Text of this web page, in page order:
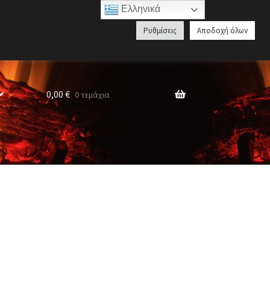
0,00 € 0 τεμάχια
Ρυθμίσεις Αποδοχή όλων
Ελληνικά